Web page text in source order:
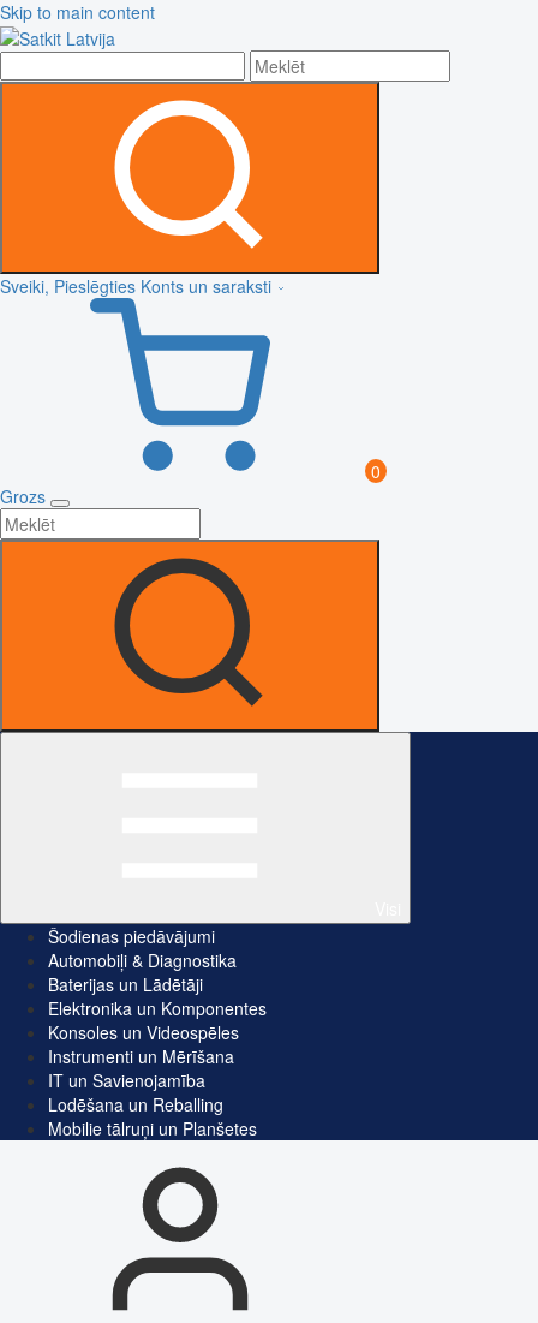
Skip to main content
Sveiki, Pieslēgties Konts un saraksti
0
Grozs
Šodienas piedāvājumi
Automobiļi & Diagnostika
Baterijas un Lādētāji
Elektronika un Komponentes
Konsoles un Videospēles
Instrumenti un Mērīšana
IT un Savienojamība
Lodēšana un Reballing
Mobilie tālruņi un Planšetes